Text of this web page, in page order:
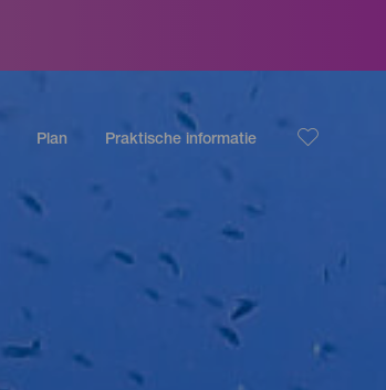
Plan Praktische informatie